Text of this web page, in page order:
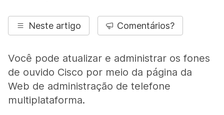
Neste artigo Comentários?
Você pode atualizar e administrar os fones
de ouvido Cisco por meio da página da
Web de administração de telefone
multiplataforma.